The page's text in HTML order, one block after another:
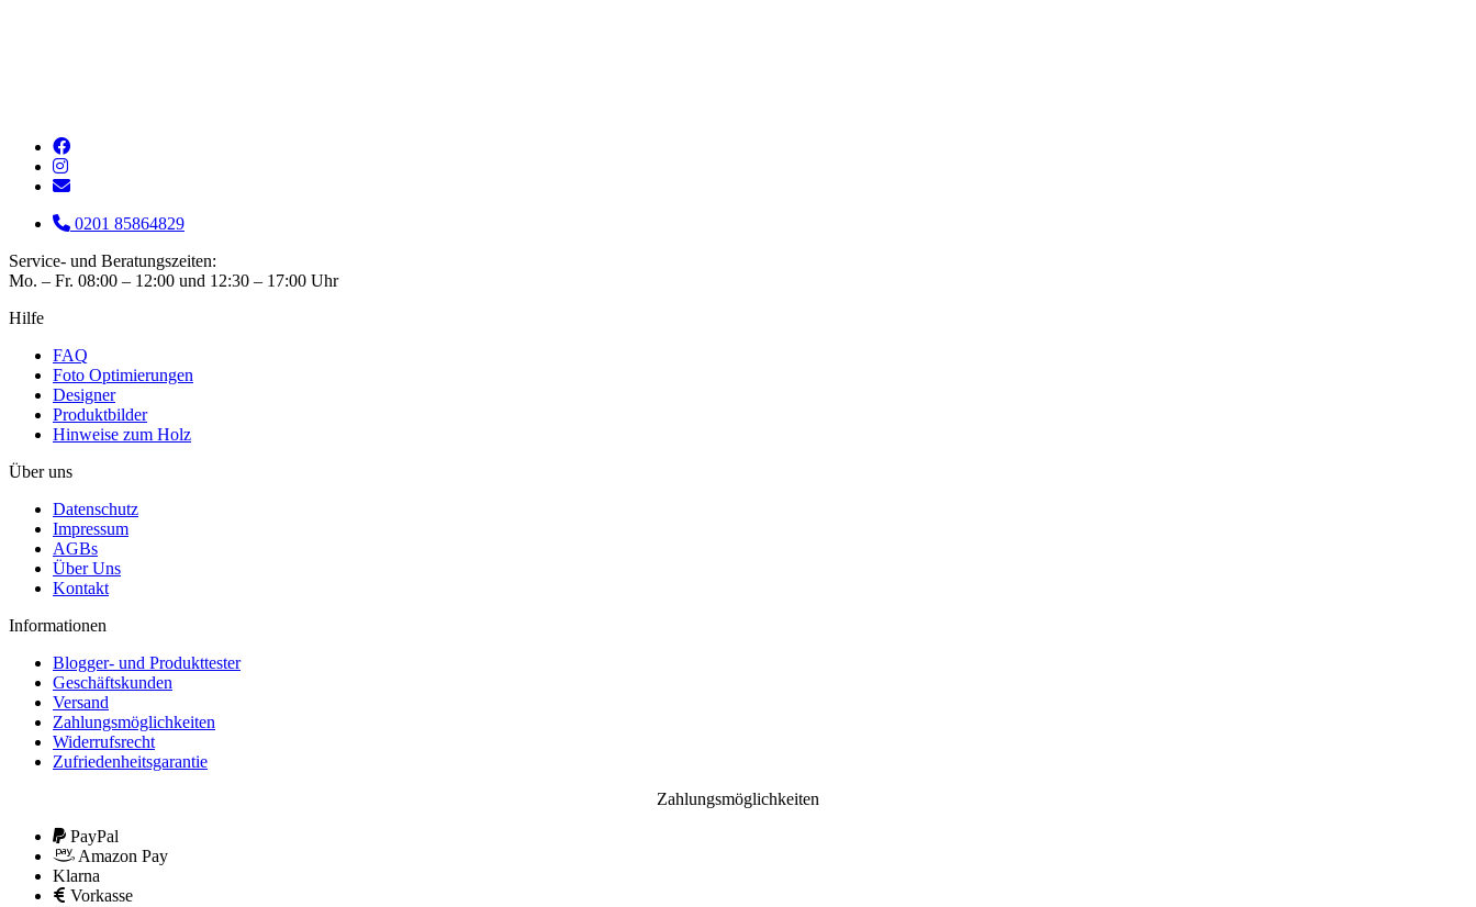
0201 85864829
Service- und Beratungszeiten:
Mo. – Fr. 08:00 – 12:00 und 12:30 – 17:00 Uhr
Hilfe
FAQ
Foto Optimierungen
Designer
Produktbilder
Hinweise zum Holz
Über uns
Datenschutz
Impressum
AGBs
Über Uns
Kontakt
Informationen
Blogger- und Produkttester
Geschäftskunden
Versand
Zahlungsmöglichkeiten
Widerrufsrecht
Zufriedenheitsgarantie
Zahlungsmöglichkeiten
PayPal
Amazon Pay
Klarna
Vorkasse